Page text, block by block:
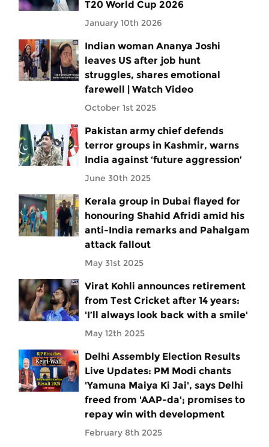
T20 World Cup 2026
January 10th 2026
Indian woman Ananya Joshi
leaves US after job hunt
struggles, shares emotional
farewell | Watch Video
October 1st 2025
Pakistan army chief defends
terror groups in Kashmir, warns
India against ‘future aggression’
June 30th 2025
Kerala group in Dubai flayed for
honouring Shahid Afridi amid his
anti-India remarks and Pahalgam
attack fallout
May 31st 2025
Virat Kohli announces retirement
from Test Cricket after 14 years:
'I’ll always look back with a smile'
May 12th 2025
Delhi Assembly Election Results
Live Updates: PM Modi chants
'Yamuna Maiya Ki Jai', says Delhi
freed from 'AAP-da'; promises to
repay win with development
February 8th 2025